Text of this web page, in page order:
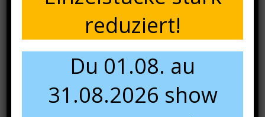
reduziert!
Du 01.08. au
31.08.2026 show